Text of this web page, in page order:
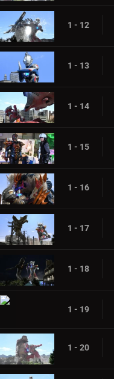
1 - 12
1 - 13
1 - 14
1 - 15
1 - 16
1 - 17
1 - 18
1 - 19
1 - 20